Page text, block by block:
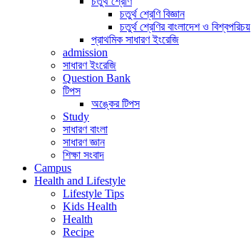
চতুর্থ শ্রেণি বিজ্ঞান
চতুর্থ শ্রেণির বাংলাদেশ ও বিশ্বপরিচয়
প্রাথমিক সাধারণ ইংরেজি
admission
সাধারণ ইংরেজি
Question Bank
টিপস
অঙ্কের টিপস
Study
সাধারণ বাংলা
সাধারণ জ্ঞান
শিক্ষা সংবাদ
Campus
Health and Lifestyle
Lifestyle Tips
Kids Health
Health
Recipe